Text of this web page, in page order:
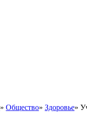
» Общество» Здоровье»